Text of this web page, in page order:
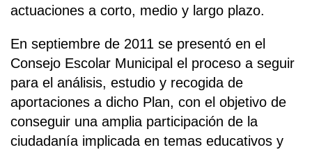
actuaciones a corto, medio y largo plazo.
En septiembre de 2011 se presentó en el
Consejo Escolar Municipal el proceso a seguir
para el análisis, estudio y recogida de
aportaciones a dicho Plan, con el objetivo de
conseguir una amplia participación de la
ciudadanía implicada en temas educativos y